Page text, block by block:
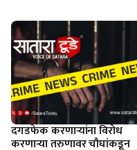
दगडफेक करणार्‍यांना विरोध
करणार्‍या तरुणावर चौघांकडून